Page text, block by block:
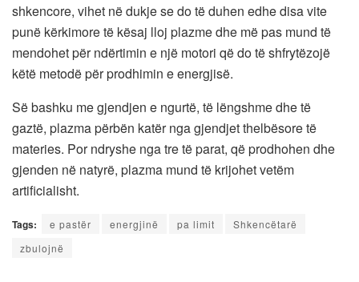
shkencore, vihet në dukje se do të duhen edhe disa vite
punë kërkimore të kësaj lloj plazme dhe më pas mund të
mendohet për ndërtimin e një motori që do të shfrytëzojë
këtë metodë për prodhimin e energjisë.
Së bashku me gjendjen e ngurtë, të lëngshme dhe të
gaztë, plazma përbën katër nga gjendjet thelbësore të
materies. Por ndryshe nga tre të parat, që prodhohen dhe
gjenden në natyrë, plazma mund të krijohet vetëm
artificialisht.
Tags: e pastër energjinë pa limit
Shkencëtarë
zbulojnë